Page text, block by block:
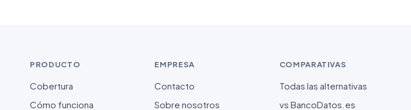
PRODUCTO
Cobertura
Cómo funciona
EMPRESA
Contacto
Sobre nosotros
COMPARATIVAS
Todas las alternativas
vs BancoDatos.es